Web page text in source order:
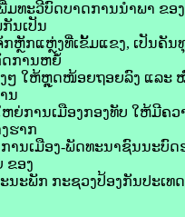
ມທະວີບົດບາດການນຳພາ ຂ
ນເປັນ
ກຫຼັກແຫຼ່ງທີ່ເຂັ້ມແຂງ, ເປັນຄັ
ການຫຍໍ້
ໆ ໃຫ້ຫຼຸດໜ້ອຍຖອຍລົງ ແລະ
ນ
ຍ່ການເມືອງກອງທັບ ໃຫ້ມີຄ
ຮາກ
ານເມືອງ-ພັດທະນາຊົນນະບົ
ຂອງ
ນະພັກ ກະຊວງປ້ອງກັນປະເທ